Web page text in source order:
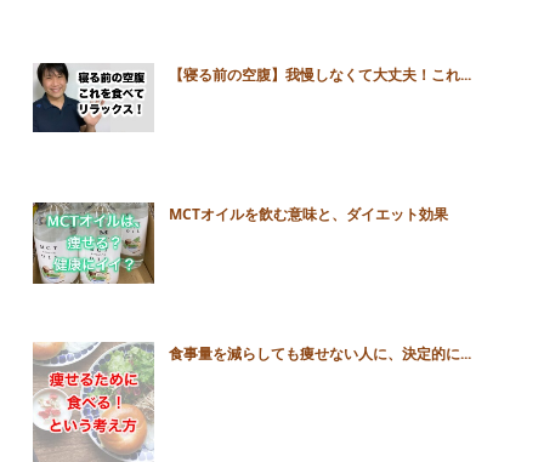
【寝る前の空腹】我慢しなくて大丈夫！これ...
MCTオイルを飲む意味と、ダイエット効果
食事量を減らしても痩せない人に、決定的に...